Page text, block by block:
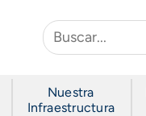
Nuestra
Infraestructura